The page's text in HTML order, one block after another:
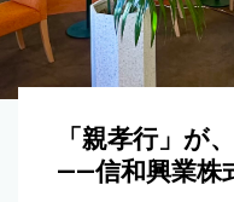
「親孝行」が
——信和興業株